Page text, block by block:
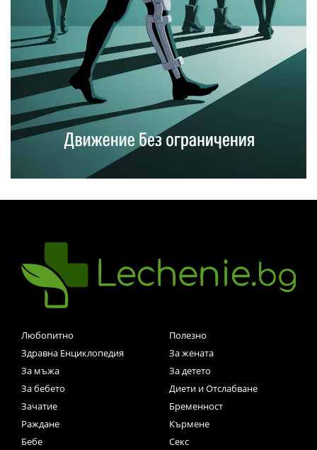
Любопитно
Полезно
Здравна Енциклопедия
За жената
За мъжа
За детето
За бебето
Диети и Отслабване
Зачатие
Бременност
Раждане
Кърмене
Бебе
Секс